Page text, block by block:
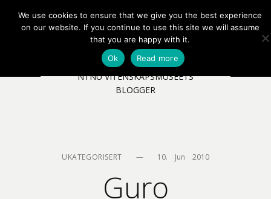
MENY EN NB
NTNU VITENSKAPSMUSEETS
BLOGGER
UKATEGORISERT — 10.    Jun    2010
Guro
We use cookies to ensure that we give you the best experience
on our website. If you continue to use this site we will assume
that you are happy with it.
Ok
Read more